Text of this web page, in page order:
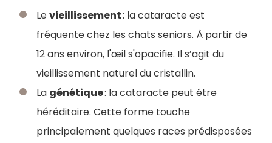
Levieillissement: la cataracte est
fréquente chez les chats seniors. À partir de
12 ans environ, l'œil s'opacifie. Il s’agit du
vieillissement naturel du cristallin.
La génétique: la cataracte peut être
héréditaire. Cette forme touche
principalement quelques races prédisposées